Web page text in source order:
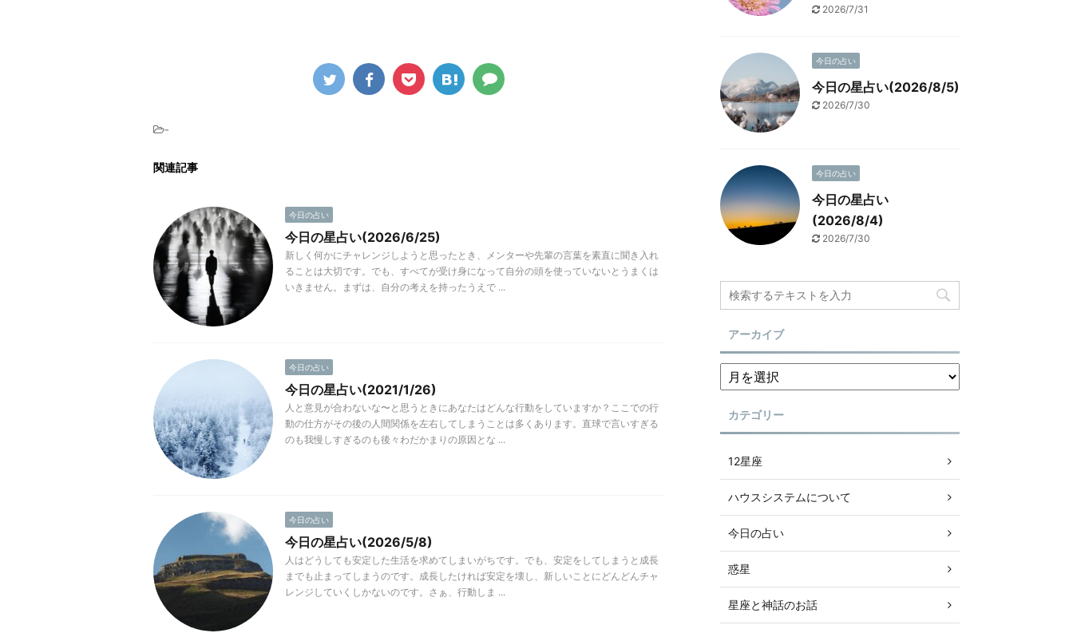
-
関連記事
今日の占い
今日の星占い(2026/6/25)
新しく何かにチャレンジしようと思ったとき、メンターや先輩の言葉を素直に聞き入れ
ることは大切です。でも、すべてが受け身になって自分の頭を使っていないとうまくは
いきません。まずは、自分の考えを持ったうえで ...
今日の占い
今日の星占い(2021/1/26)
人と意見が合わないな〜と思うときにあなたはどんな行動をしていますか？ここでの行
動の仕方がその後の人間関係を左右してしまうことは多くあります。直球で言いすぎる
のも我慢しすぎるのも後々わだかまりの原因とな ...
今日の占い
今日の星占い(2026/5/8)
人はどうしても安定した生活を求めてしまいがちです。でも、安定をしてしまうと成長
までも止まってしまうのです。成長したければ安定を壊し、新しいことにどんどんチャ
レンジしていくしかないのです。さぁ、行動しま ...
2026/7/31
今日の占い
今日の星占い(2026/8/5)
2026/7/30
今日の占い
今日の星占い
(2026/8/4)
2026/7/30
アーカイブ
カテゴリー
12星座
ハウスシステムについて
今日の占い
惑星
星座と神話のお話